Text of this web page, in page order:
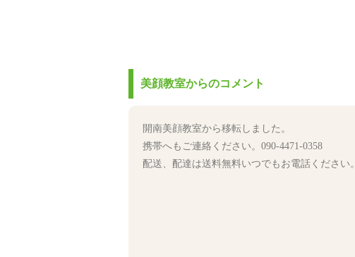
美顔教室からのコメント
開南美顔教室から移転しました。
携帯へもご連絡ください。090-4471-0358
配送、配達は送料無料いつでもお電話ください。